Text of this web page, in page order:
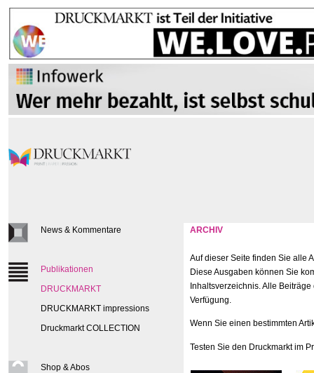
News & Kommentare
Publikationen
DRUCKMARKT
DRUCKMARKT impressions
Druckmarkt COLLECTION
Shop & Abos
ARCHIV
Auf dieser Seite finden Sie alle
Diese Ausgaben können Sie
Inhaltsverzeichnis. Alle
Verfügung.
Wenn Sie einen bestimmten
Testen Sie den Druckmarkt im